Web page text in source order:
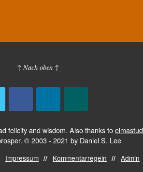
↑ Nach oben ↑
felicity and wisdom. Also thanks to
© 2003 - 2021 by Daniel S. Lee
Impressum Kommentarregeln Admin